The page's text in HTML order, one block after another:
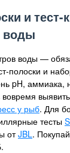
и
воды
воды —
полоски и
pH, аммиака,
у рыб. Для
тесты
отJBL.